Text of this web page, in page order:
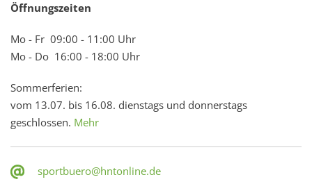
Öffnungszeiten
Mo - Fr 09:00 - 11:00 Uhr
Mo - Do 16:00 - 18:00 Uhr
Sommerferien:
vom 13.07. bis 16.08. dienstags und donnerstags
geschlossen. Mehr
sportbuero@hntonline.de